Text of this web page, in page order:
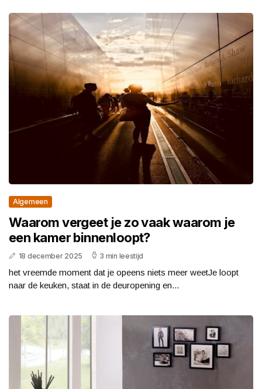
Algemeen
Waarom vergeet je zo vaak waarom je
een kamer binnenloopt?
18 december 2025 3 min leestijd
het vreemde moment dat je opeens niets meer weetJe loopt
naar de keuken, staat in de deuropening en...